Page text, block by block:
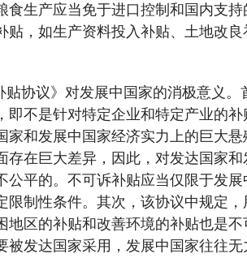
食生产应当免于进口控制和国内支
贴，如生产资料投入补贴、土地改
贴协议》对发展中国家的消极意义
即不是针对特定企业和特定产业的
家和发展中国家经济实力上的巨大
存在巨大差异，因此，对发达国家
公平的。不可诉补贴应当仅限于发
限制性条件。其次，该协议中规定
地区的补贴和改善环境的补贴也是
被发达国家采用，发展中国家往往